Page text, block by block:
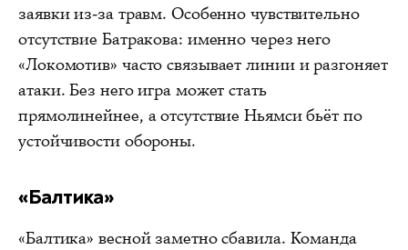
заявки из-за травм. Особенно чувствительно
отсутствие Батракова: именно через него
«Локомотив» часто связывает линии и разгоняет
атаки. Без него игра может стать
прямолинейнее, а отсутствие Ньямси бьёт по
устойчивости обороны.
«Балтика»
«Балтика» весной заметно сбавила. Команда